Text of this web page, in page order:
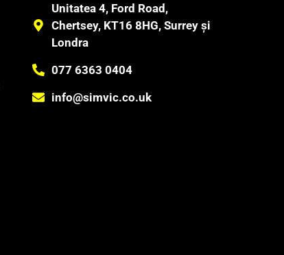
Unitatea 4, Ford Road,
Chertsey, KT16 8HG, Surrey și
Londra
077 6363 0404
info@simvic.co.uk